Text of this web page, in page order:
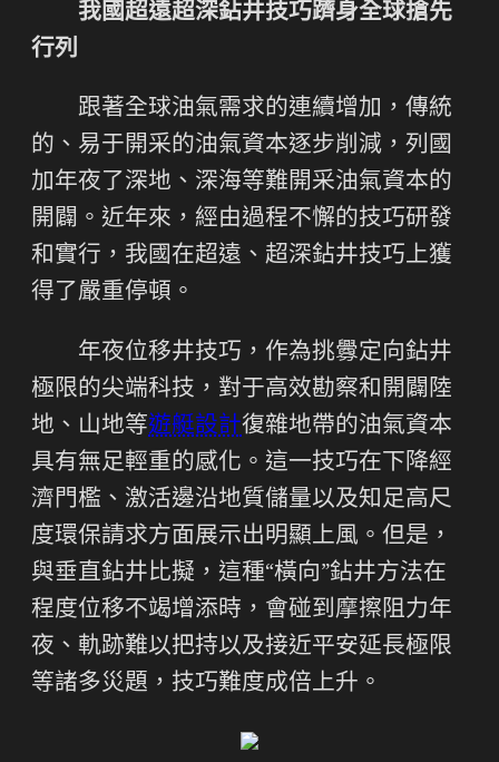
我國超遠超深鉆井技巧躋身全球搶先
行列
跟著全球油氣需求的連續增加，傳統
的、易于開采的油氣資本逐步削減，列國
加年夜了深地、深海等難開采油氣資本的
開闢。近年來，經由過程不懈的技巧研發
和實行，我國在超遠、超深鉆井技巧上獲
得了嚴重停頓。
年夜位移井技巧，作為挑釁定向鉆井
極限的尖端科技，對于高效勘察和開闢陸
地、山地等遊艇設計復雜地帶的油氣資本
具有無足輕重的感化。這一技巧在下降經
濟門檻、激活邊沿地質儲量以及知足高尺
度環保請求方面展示出明顯上風。但是，
與垂直鉆井比擬，這種“橫向”鉆井方法在
程度位移不竭增添時，會碰到摩擦阻力年
夜、軌跡難以把持以及接近平安延長極限
等諸多災題，技巧難度成倍上升。